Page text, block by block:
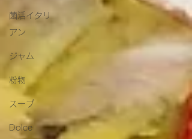
菌活イタリ
アン
ジャム
粉物
スープ
Dolce